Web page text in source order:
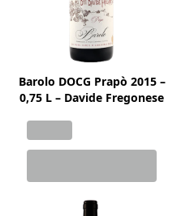
Barolo DOCG Prapò 2015 –
0,75 L – Davide Fregonese